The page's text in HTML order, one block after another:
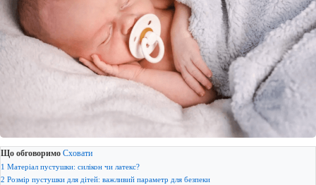
Що обговоримо Сховати
1 Матеріал пустушки: силікон чи латекс?
2 Розмір пустушки для дітей: важливий параметр для безпеки